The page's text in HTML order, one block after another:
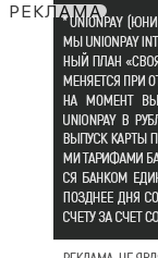
РЕКЛАМА